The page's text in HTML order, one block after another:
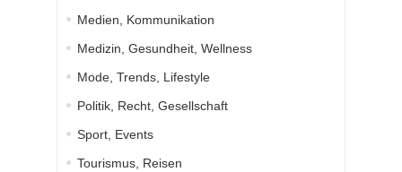
Medien, Kommunikation
Medizin, Gesundheit, Wellness
Mode, Trends, Lifestyle
Politik, Recht, Gesellschaft
Sport, Events
Tourismus, Reisen